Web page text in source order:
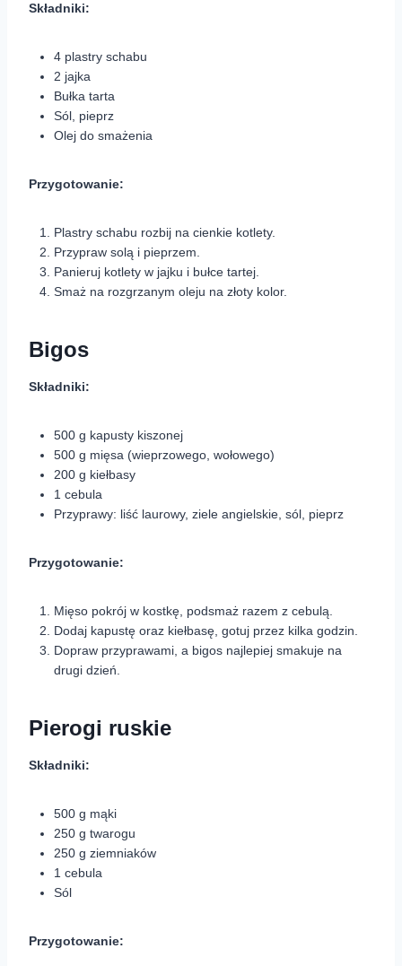
Składniki:
4 plastry schabu
2 jajka
Bułka tarta
Sól, pieprz
Olej do smażenia
Przygotowanie:
Plastry schabu rozbij na cienkie kotlety.
Przypraw solą i pieprzem.
Panieruj kotlety w jajku i bułce tartej.
Smaż na rozgrzanym oleju na złoty kolor.
Bigos
Składniki:
500 g kapusty kiszonej
500 g mięsa (wieprzowego, wołowego)
200 g kiełbasy
1 cebula
Przyprawy: liść laurowy, ziele angielskie, sól, pieprz
Przygotowanie:
Mięso pokrój w kostkę, podsmaż razem z cebulą.
Dodaj kapustę oraz kiełbasę, gotuj przez kilka godzin.
Dopraw przyprawami, a bigos najlepiej smakuje na
drugi dzień.
Pierogi ruskie
Składniki:
500 g mąki
250 g twarogu
250 g ziemniaków
1 cebula
Sól
Przygotowanie: